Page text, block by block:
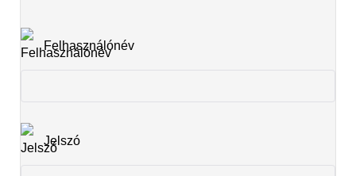
Felhasználónév
Jelszó